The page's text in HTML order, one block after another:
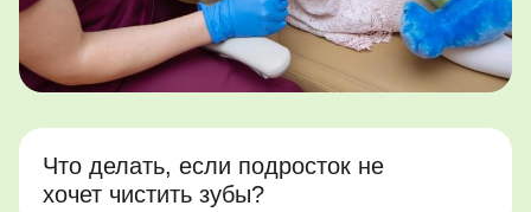
Что делать, если подросток не
хочет чистить зубы?